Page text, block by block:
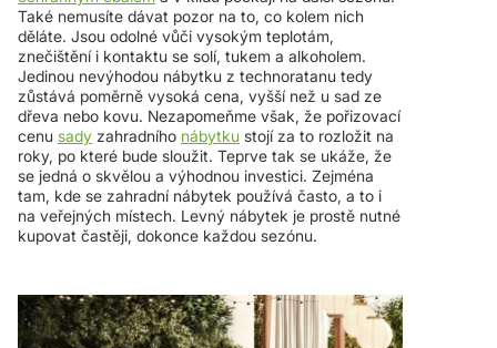
Také nemusíte dávat pozor na to, co kolem nich
děláte. Jsou odolné vůči vysokým teplotám,
znečištění i kontaktu se solí, tukem a alkoholem.
Jedinou nevýhodou nábytku z technoratanu tedy
zůstává poměrně vysoká cena, vyšší než u sad ze
dřeva nebo kovu. Nezapomeňme však, že pořizovací
cenu sady zahradního nábytku stojí za to rozložit na
roky, po které bude sloužit. Teprve tak se ukáže, že
se jedná o skvělou a výhodnou investici. Zejména
tam, kde se zahradní nábytek používá často, a to i
na veřejných místech. Levný nábytek je prostě nutné
kupovat častěji, dokonce každou sezónu.